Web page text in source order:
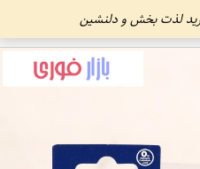
لذت بخش و دلنشین